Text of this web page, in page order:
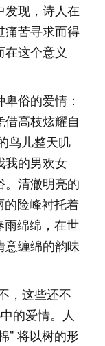
发现，诗人在
痛苦寻求而得
这个意义
俗的爱情：
高枝炫耀自
鸟儿整天叽
我的男欢女
。清澈明亮的
的险峰衬托着
雨绵绵，在世
意缠绵的韵味
，这些还不
的爱情。人
” 将以树的形